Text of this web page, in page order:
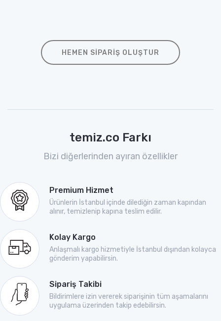
HEMEN SIPARIŞ OLUŞTUR
temiz.co Farkı
Bizi diğerlerinden ayıran özellikler
Premium Hizmet
Ürünlerin İstanbul içinde dilediğin zaman kapından
alınır, temizlenip kapına teslim edilir.
Kolay Kargo
Anlaşmalı kargo hizmetiyle İstanbul dışından kolayca
gönderim yapabilirsin.
Sipariş Takibi
Bildirimlere izin vererek siparişinin tüm aşamalarını
uygulama üzerinden takip edebilirsin.